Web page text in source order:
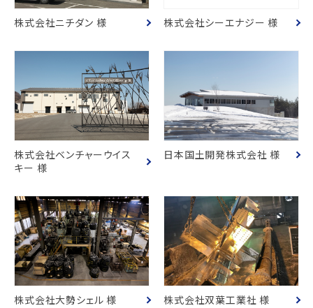
株式会社ニチダン 様 株式会社シーエナジー 様
株式会社ベンチャーウイス
キー 様
日本国土開発株式会社 様
株式会社大勢シェル 様 株式会社双葉工業社 様